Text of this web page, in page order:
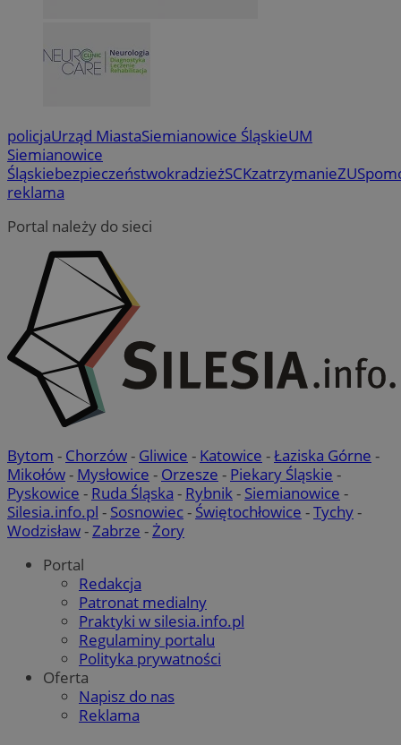
policjaUrząd MiastaSiemianowice ŚląskieUM
Siemianowice
ŚląskiebezpieczeństwokradzieżSCKzatrzymanieZUS
reklama
Portal należy do sieci
Bytom - Chorzów- Gliwice - Katowice -Łaziska Górne -
Mikołów- Mysłowice - Orzesze - Piekary Śląskie -
Pyskowice - Ruda Śląska - Rybnik- Siemianowice -
Silesia.info.pl - Sosnowiec- Świętochłowice -Tychy-
Wodzisław-Zabrze -Żory
Portal
Redakcja
Patronat medialny
Praktyki w silesia.info.pl
Regulaminy portalu
Polityka prywatności
Oferta
Napisz do nas
Reklama